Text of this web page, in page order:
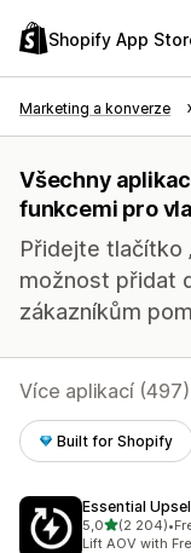
Shopify App
Marketing a konverze
Všechny
funkcemi pro
Přidejte tlačítko
možnost přidat
zákazníkům
Více aplikací (497)
Built for Shopify
Essential
5,0z 5 hvězd
(2 204)
Celkový počet•
Lift AOV with